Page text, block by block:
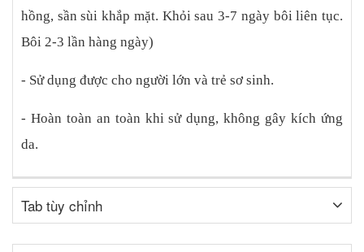
hồng, sần sùi khắp mặt. Khỏi sau 3-7 ngày bôi liên tục.
Bôi 2-3 lần hàng ngày)
- Sử dụng được cho người lớn và trẻ sơ sinh.
- Hoàn toàn an toàn khi sử dụng, không gây kích ứng
da.
Tab tùy chỉnh